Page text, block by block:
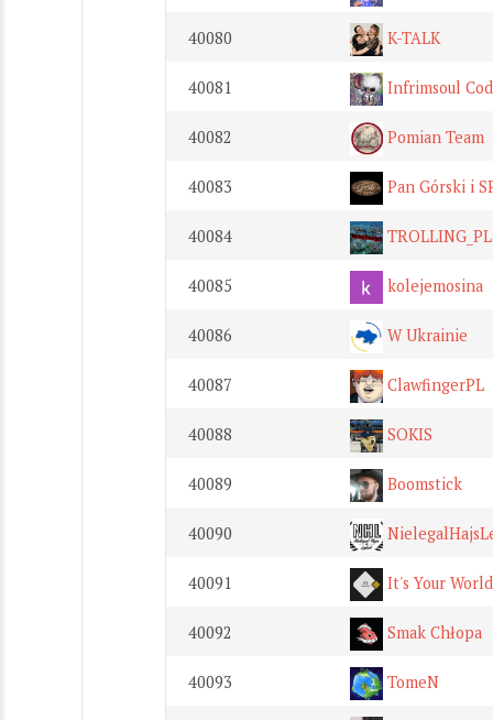
40080 K-TALK
40081 Infrimsoul
40082 Pomian Team
40083 Pan Górski i
40084 TROLLING_PL
40085 kolejemosina
40086 W Ukrainie
40087 ClawfingerPL
40088 SOKIS
40089 Boomstick
40090
40091 It's Your
40092 Smak Chłopa
40093 TomeN